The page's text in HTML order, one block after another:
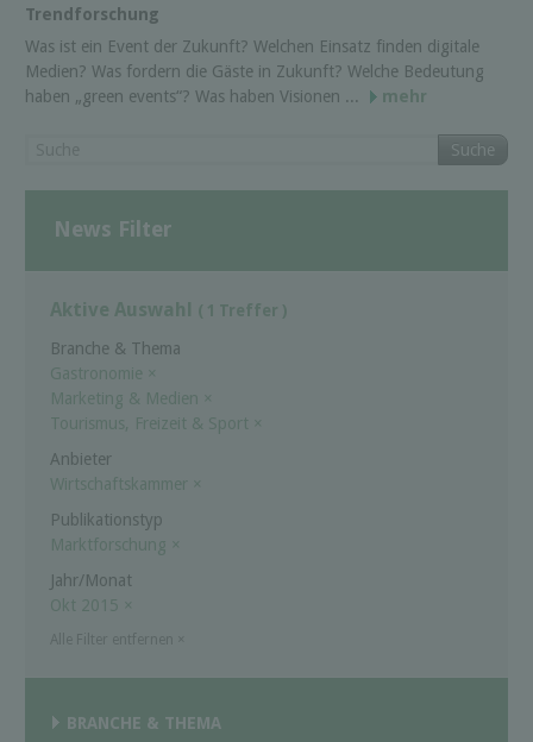
Trendforschung
Was ist ein Event der Zukunft? Welchen Einsatz finden digitale
Medien? Was fordern die Gäste in Zukunft? Welche Bedeutung
haben „green events“? Was haben Visionen ...
mehr
Suche
News Filter
Aktive Auswahl ( 1 Treffer )
Branche & Thema
Gastronomie ×
Marketing & Medien ×
Tourismus, Freizeit & Sport ×
Anbieter
Wirtschaftskammer
×
Publikationstyp
Marktforschung ×
Jahr/Monat
Okt 2015 ×
BRANCHE & THEMA